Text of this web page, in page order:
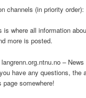
channels (in priority order):
is where all information
more is posted.
–
have any questions, the
somewhere!